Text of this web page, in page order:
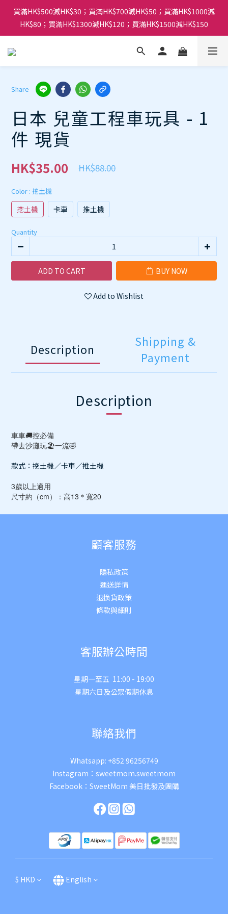
買滿HK$500減HK$30；買滿HK$700減HK$50；買滿HK$1000減
HK$80；買滿HK$1300減HK$120；買滿HK$1500減HK$150
Share
日本 兒童工程車玩具 - 1
件 現貨
HK$35.00 HK$88.00
Color : 挖土機
挖土機 卡車 推土機
Quantity
ADD TO CART BUY NOW
Add to Wishlist
Description
Shipping &
Payment
Description
車車🚚控必備
帶去沙灘玩🏖️一流🤣
款式：挖土機／卡車／推土機
3歲以上適用
尺寸約（cm）：高13＊寬20
顧客服務
隱私政策
運送詳情
退換貨政策
條款與細則
客服辦公時間
星期一至五 11:00 - 19:00
星期六日及公眾假期休息
聯絡我們
Whatsapp: +852 96256749
Instagram： sweetmom.sweetmom
Facebook： SweetMom 美日批發及團購
$ HKD English